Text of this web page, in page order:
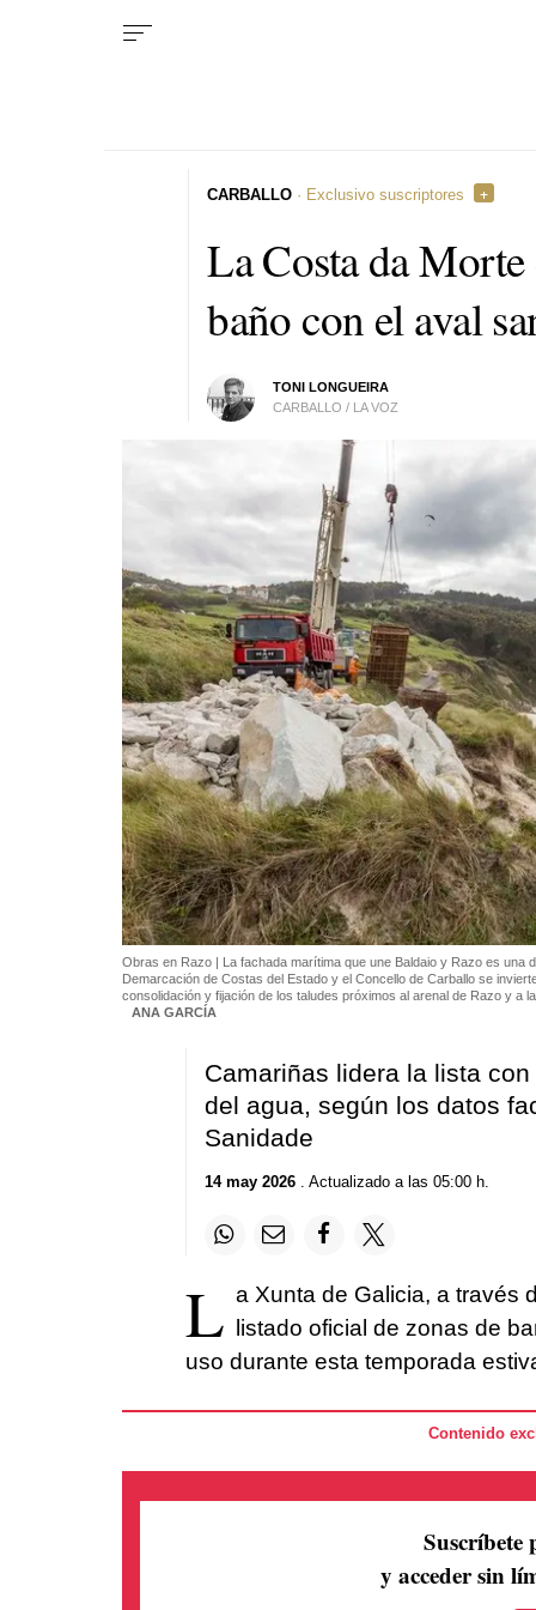
La Costa da
baño con el aval
TONI LONGUEIRA
CARBALLO / LA VOZ
CARBALLO · Exclusivo suscriptores
Obras en Razo | La fachada marítima que une Baldaio y Razo es
Demarcación de Costas del Estado y el Concello de Carballo se
consolidación y fijación de los taludes próximos al arenal de Razo y a
ANA GARCÍA
Camariñas lidera la lista
del agua, según los datos
Sanidade
14 may 2026. Actualizado a las 05:00 h.
L a Xunta de Galicia, a través
listado oficial de zonas de
uso durante esta temporada
Contenido
Suscríbete
y acceder sin